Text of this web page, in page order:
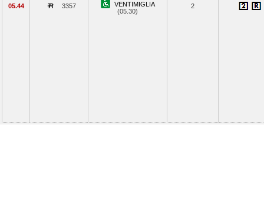
05.44 3357
VENTIMIGLIA
(05.30)
2